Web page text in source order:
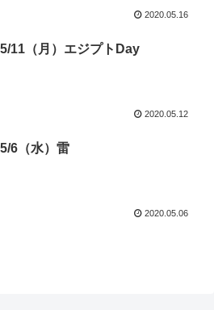
2020.05.16
5/11（月）エジプトDay
2020.05.12
5/6（水）雷
2020.05.06